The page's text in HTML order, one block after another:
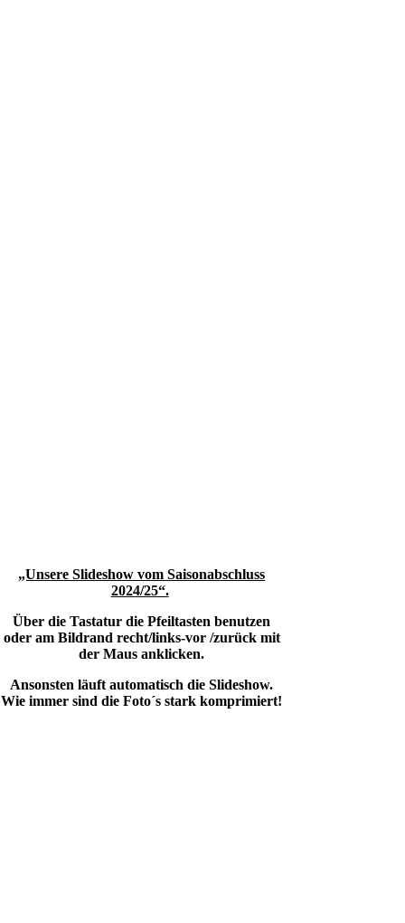
„Unsere Slideshow vom Saisonabschluss
2024/25“.
Über die Tastatur die Pfeiltasten benutzen
oder am Bildrand recht/links-vor /zurück mit
der Maus anklicken.
Ansonsten läuft automatisch die Slideshow.
Wie immer sind die Foto´s stark komprimiert!